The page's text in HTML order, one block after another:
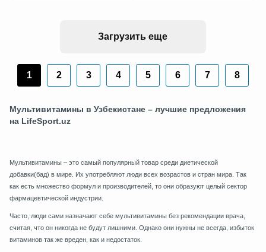
Загрузить еще
1 2 3 4 5 6 7 8
Мультивитамины в Узбекистане – лучшие предложения
на LifeSport.uz
Мультивитамины – это самый популярный товар среди диетической
добавки(бад) в мире. Их употребляют люди всех возрастов и стран мира. Так
как есть множество формул и производителей, то они образуют целый сектор
фармацевтической индустрии.
Часто, люди сами назначают себе мультивитамины без рекомендации врача,
считая, что он никогда не будут лишними. Однако они нужны не всегда, избыток
витаминов так же вреден, как и недостаток.